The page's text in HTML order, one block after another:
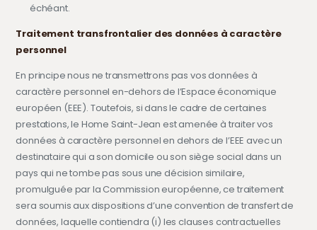
échéant.
Traitement transfrontalier des données à caractère
personnel
En principe nous ne transmettrons pas vos données à
caractère personnel en-dehors de l’Espace économique
européen (EEE). Toutefois, si dans le cadre de certaines
prestations, le Home Saint-Jean est amenée à traiter vos
données à caractère personnel en dehors de l’EEE avec un
destinataire qui a son domicile ou son siège social dans un
pays qui ne tombe pas sous une décision similaire,
promulguée par la Commission européenne, ce traitement
sera soumis aux dispositions d’une convention de transfert de
données, laquelle contiendra (i) les clauses contractuelles